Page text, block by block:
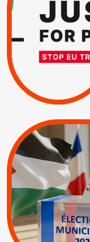
SUSPENSION
TOTALE DE
L’ACCORD
D’ASSOCIATION UE-
ISRAËL
| Actus Pétitions
MUNICIPALES 2026 :
JE VOTE POUR LE
RESPECT DU DROIT
INTERNATIONAL EN
PALESTINE
APPELS | Actus |
Espaces Sans
Apartheid
| Lettres d'interpellation